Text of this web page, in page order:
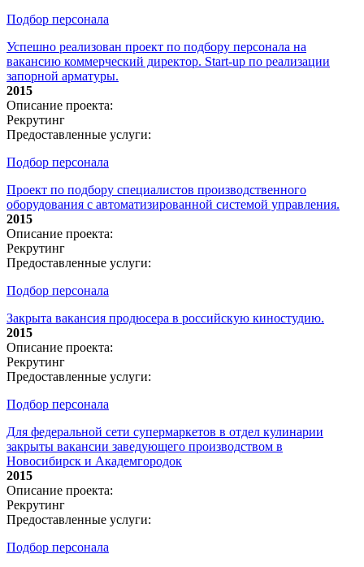
Подбор персонала
Успешно реализован проект по подбору персонала на
вакансию коммерческий директор. Start-up по реализации
запорной арматуры.
2015
Описание проекта:
Рекрутинг
Предоставленные услуги:
Подбор персонала
Проект по подбору специалистов производственного
оборудования с автоматизированной системой управления.
2015
Описание проекта:
Рекрутинг
Предоставленные услуги:
Подбор персонала
Закрыта вакансия продюсера в российскую киностудию.
2015
Описание проекта:
Рекрутинг
Предоставленные услуги:
Подбор персонала
Для федеральной сети супермаркетов в отдел кулинарии
закрыты вакансии заведующего производством в
Новосибирск и Академгородок
2015
Описание проекта:
Рекрутинг
Предоставленные услуги:
Подбор персонала